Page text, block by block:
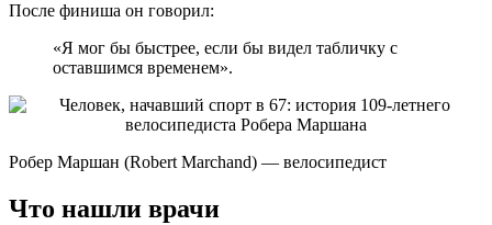
После финиша он говорил:
«Я мог бы быстрее, если бы видел табличку с
оставшимся временем».
Робер Маршан (Robert Marchand) — велосипедист
Что нашли врачи